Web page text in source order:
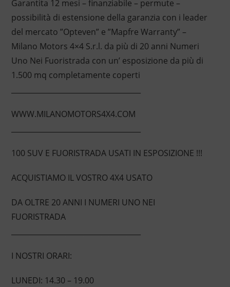
Garantita 12 mesi – finanziabile – permute –
possibilità di estensione della garanzia con i leader
del mercato ”Opteven” e ”Mapfre Warranty” –
Milano Motors 4×4 S.r.l. da più di 20 anni Numeri
Uno Nei Fuoristrada con un’ esposizione da più di
1.500 mq completamente coperti
WWW.MILANOMOTORS4X4.COM
100 SUV E FUORISTRADA USATI IN ESPOSIZIONE !!!
ACQUISTIAMO IL VOSTRO 4X4 USATO
DA OLTRE 20 ANNI I NUMERI UNO NEI
FUORISTRADA
I NOSTRI ORARI:
LUNEDI: 14.30 – 19.00